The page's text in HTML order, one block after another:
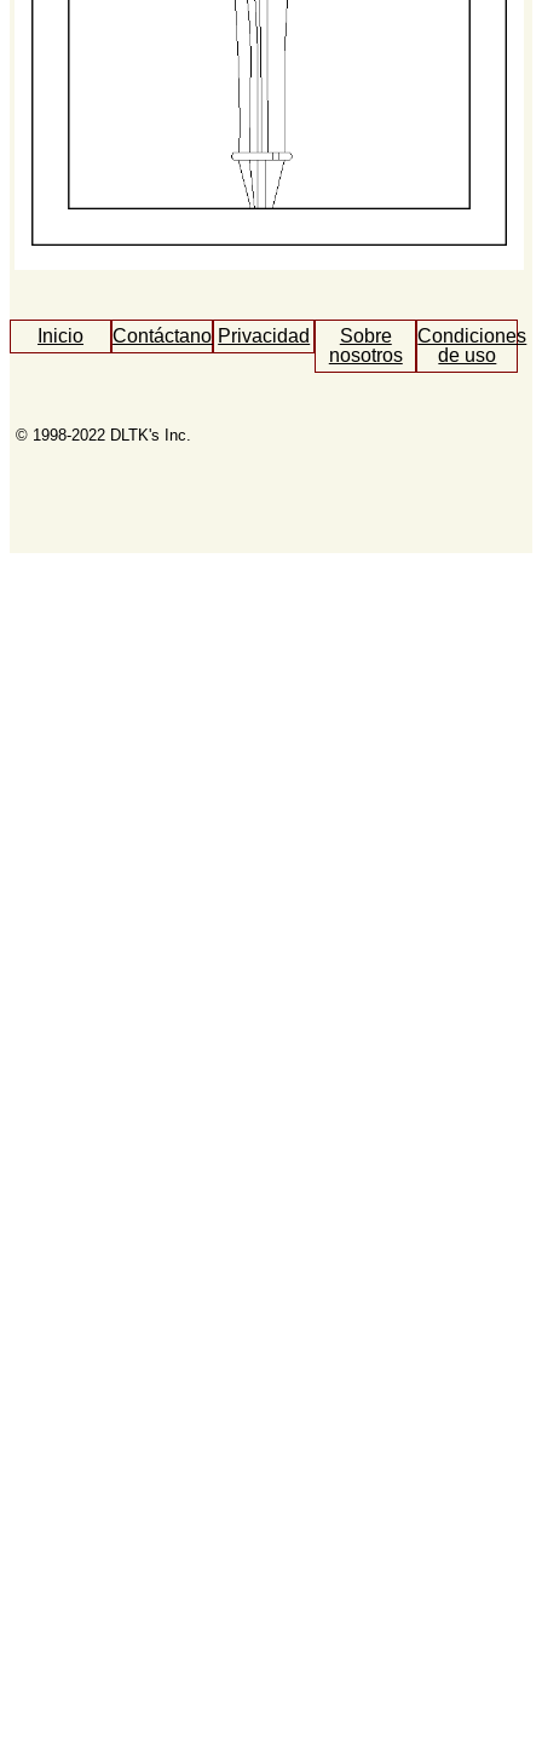
Inicio ContáctanosPrivacidad
Sobre
nosotros
Condiciones
de uso
© 1998-2022 DLTK's Inc.